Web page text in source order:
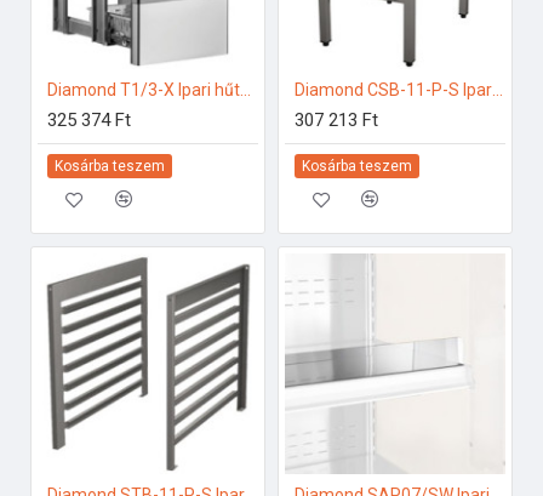
325 374 Ft
Kosárba teszem
Diamond CSB-11-P-S Ipari rozsdamentes bútorok
307 213 Ft
Kosárba teszem